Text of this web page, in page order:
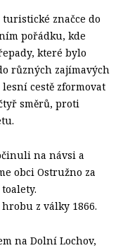
značce do
pořádku, kde
které bylo
různých zajímavých
cestě zformovat
směrů, proti
na návsi a
obci Ostružno za
z války 1866.
na Dolní Lochov,